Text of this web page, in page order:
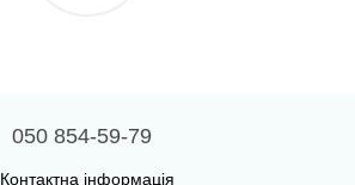
050 854-59-79
Контактна інформація